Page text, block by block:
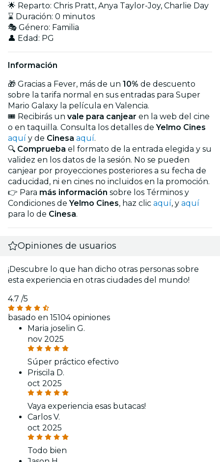
🌟 Reparto: Chris Pratt, Anya Taylor-Joy, Charlie Day
⌛ Duración: 0 minutos
🎭 Género: Familia
👤 Edad: PG
Información
🎁 Gracias a Fever, más de un 10% de descuento
sobre la tarifa normal en sus entradas para Super
Mario Galaxy la película en Valencia.
🎟️ Recibirás un vale para canjear en la web del cine
o en taquilla. Consulta los detalles deYelmo Cines
aquí y de Cinesa aquí.
🔍 Comprueba el formato de la entrada elegida y su
validez en los datos de la sesión. No se pueden
canjear por proyecciones posteriores a su fecha de
caducidad, ni en cines no incluidos en la promoción.
👉 Para más información sobre los Términos y
Condiciones de Yelmo Cines, haz clic aquí, y aquí
para lo de Cinesa.
Opiniones de usuarios
¡Descubre lo que han dicho otras personas sobre
esta experiencia en otras ciudades del mundo!
4.7 /5
basado en 15104 opiniones
Maria joselin G.
nov 2025
Súper práctico efectivo
Priscila D.
oct 2025
Vaya experiencia esas butacas!
Carlos V.
oct 2025
Todo bien